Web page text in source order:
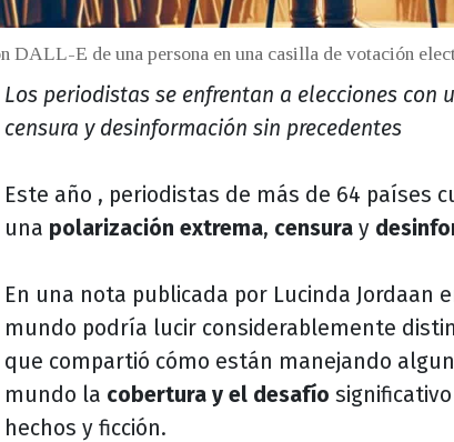
DALL-E de una persona en una casilla de votación
Los periodistas se enfrentan a elecciones con
censura y desinformación sin precedentes
Este año , periodistas de más de 64 países
una polarización extrema, censuray
En una nota publicada por Lucinda Jordaan
mundo podría lucir considerablemente
que compartió cómo están manejando
mundo la cobertura y el desafío
hechos y ficción.